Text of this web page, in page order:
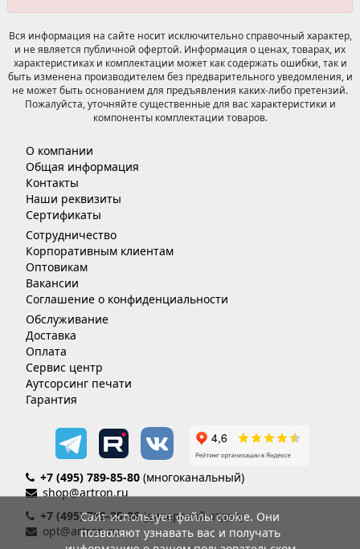
Вся информация на сайте носит исключительно справочный характер,
и не является публичной офертой. Информация о ценах, товарах, их
характеристиках и комплектации может как содержать ошибки, так и
быть изменена производителем без предварительного уведомления, и
не может быть основанием для предъявления каких-либо претензий.
Пожалуйста, уточняйте существенные для вас характеристики и
компоненты комплектации товаров.
О компании
Общая информация
Контакты
Наши реквизиты
Сертификаты
Сотрудничество
Корпоративным клиентам
Оптовикам
Вакансии
Соглашение о конфиденциальности
Обслуживание
Доставка
Оплата
Сервис центр
Аутсорсинг печати
Гарантия
+7 (495) 789-85-80 (многоканальный)
shop@artron.ru
+7 (495) 789-85-86(дилерский отдел)
opt@artron.ru
Сайт использует файлы cookie. Они
позволяют узнавать вас и получать